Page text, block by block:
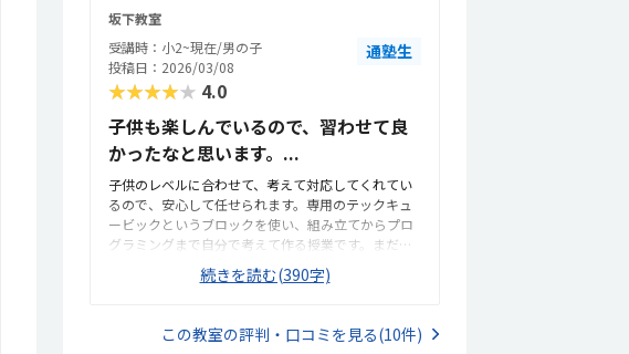
たりプログラム入力してそのとおり動いたときの達
成感を持ってくれたのが良かった。なし
坂下教室
受講時：小2~現在/男の子
投稿日：2026/03/08
通塾生
★★★★★ 4.0
子供も楽しんでいるので、習わせて良
かったなと思います。...
子供のレベルに合わせて、考えて対応してくれてい
るので、安心して任せられます。専用のテックキュ
ービックというブロックを使い、組み立てからプロ
グラミングまで自分で考えて作る授業です。まだ低
学年で1から考えて作るのは難しいので、先生に教え
てもらいながら作っています。月に2回の授業で隔週
が完備されているので有難いです。欲を言えば、も
っと駐車場と教室が近ければ良いなと…。建物の
続きを読む(390字)
この教室の評判・口コミを見る(10件)